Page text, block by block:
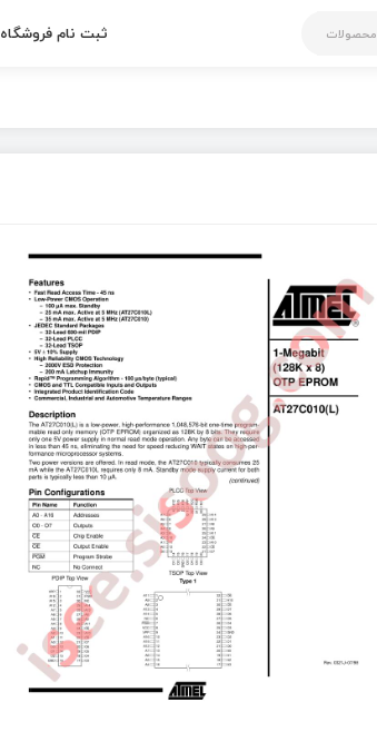
محصولات ثبت نام فروشگاه